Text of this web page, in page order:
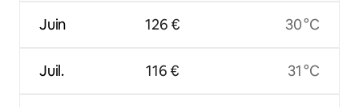
Juin
Juil.
126 €
116 €
30 °C
31 °C